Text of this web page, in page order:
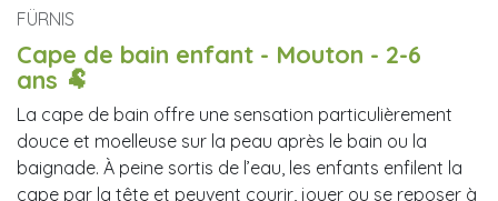
FÜRNIS
Cape de bain enfant - Mouton - 2-6
ans 🐏
La cape de bain offre une sensation particulièrement
douce et moelleuse sur la peau après le bain ou la
baignade. À peine sortis de l’eau, les enfants enfilent la
cape par la tête et peuvent courir, jouer ou se reposer à